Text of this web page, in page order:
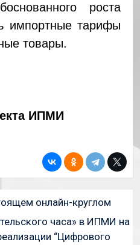
роста
импортные тарифы
товары.
ИПМИ
онлайн-круглом
часа» в ИПМИ на
“Цифрового